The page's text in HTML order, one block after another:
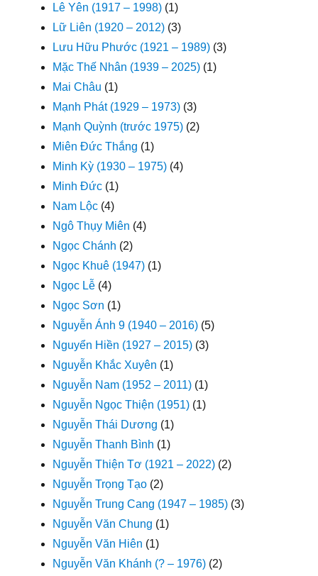
Lê Yên (1917 – 1998) (1)
Lữ Liên (1920 – 2012) (3)
Lưu Hữu Phước (1921 – 1989) (3)
Mặc Thế Nhân (1939 – 2025) (1)
Mai Châu (1)
Mạnh Phát (1929 – 1973) (3)
Mạnh Quỳnh (trước 1975) (2)
Miên Đức Thắng (1)
Minh Kỳ (1930 – 1975) (4)
Minh Đức (1)
Nam Lộc (4)
Ngô Thụy Miên (4)
Ngọc Chánh (2)
Ngọc Khuê (1947) (1)
Ngọc Lễ (4)
Ngọc Sơn (1)
Nguyễn Ánh 9 (1940 – 2016) (5)
Nguyển Hiền (1927 – 2015) (3)
Nguyễn Khắc Xuyên (1)
Nguyễn Nam (1952 – 2011) (1)
Nguyễn Ngọc Thiện (1951) (1)
Nguyễn Thái Dương (1)
Nguyễn Thanh Bình (1)
Nguyễn Thiện Tơ (1921 – 2022) (2)
Nguyễn Trọng Tạo (2)
Nguyễn Trung Cang (1947 – 1985) (3)
Nguyễn Văn Chung (1)
Nguyễn Văn Hiên (1)
Nguyễn Văn Khánh (? – 1976) (2)